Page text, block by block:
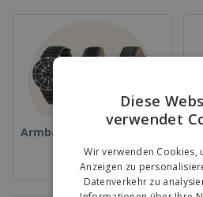
Armbanduhren
Diese
verwendet
Wir verwenden Cookies,
Anzeigen zu
Datenverkehr zu